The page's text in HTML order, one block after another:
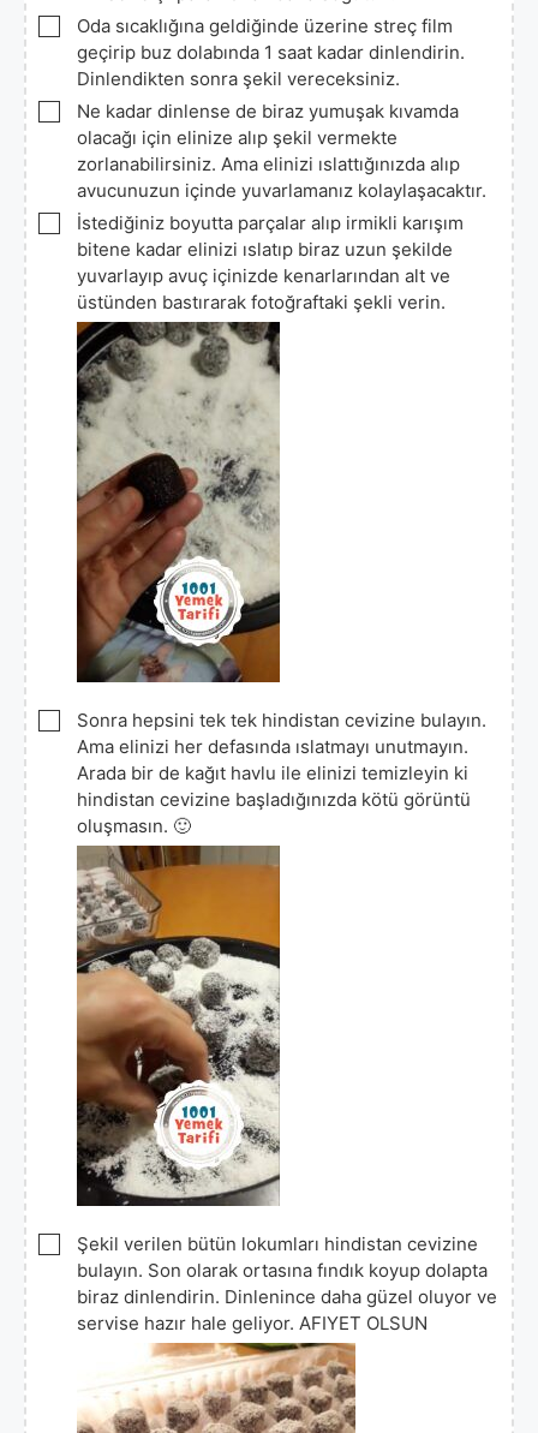
▢
Oda sıcaklığına geldiğinde üzerine streç film
geçirip buz dolabında 1 saat kadar dinlendirin.
Dinlendikten sonra şekil vereceksiniz.
▢
Ne kadar dinlense de biraz yumuşak kıvamda
olacağı için elinize alıp şekil vermekte
zorlanabilirsiniz. Ama elinizi ıslattığınızda alıp
avucunuzun içinde yuvarlamanız kolaylaşacaktır.
▢
İstediğiniz boyutta parçalar alıp irmikli karışım
bitene kadar elinizi ıslatıp biraz uzun şekilde
yuvarlayıp avuç içinizde kenarlarından alt ve
üstünden bastırarak fotoğraftaki şekli verin.
▢
Sonra hepsini tek tek hindistan cevizine bulayın.
Ama elinizi her defasında ıslatmayı unutmayın.
Arada bir de kağıt havlu ile elinizi temizleyin ki
hindistan cevizine başladığınızda kötü görüntü
oluşmasın. 🙂
▢
Şekil verilen bütün lokumları hindistan cevizine
bulayın. Son olarak ortasına fındık koyup dolapta
biraz dinlendirin. Dinlenince daha güzel oluyor ve
servise hazır hale geliyor. AFIYET OLSUN